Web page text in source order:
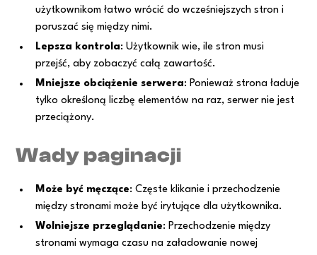
użytkownikom łatwo wrócić do wcześniejszych stron i
poruszać się między nimi.
Lepsza kontrola: Użytkownik wie, ile stron musi
przejść, aby zobaczyć całą zawartość.
Mniejsze obciążenie serwera: Ponieważ strona ładuje
tylko określoną liczbę elementów na raz, serwer nie jest
przeciążony.
Wady paginacji
Może być męczące: Częste klikanie i przechodzenie
między stronami może być irytujące dla użytkownika.
Wolniejsze przeglądanie: Przechodzenie między
stronami wymaga czasu na załadowanie nowej